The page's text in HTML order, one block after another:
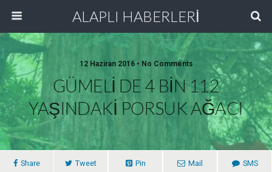
ALAPLI HABERLERİ
12 Haziran 2016 • No Comments
GÜMELİ DE 4 BİN 112
YAŞINDAKİ PORSUK AĞACI
Share Tweet Pin Mail SMS